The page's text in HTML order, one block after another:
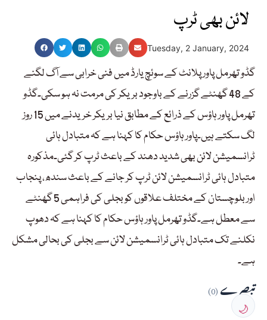
لائن بھی ٹرپ
Tuesday, 2 January, 2024
گڈو تھرمل پاور پلانٹ کے سوئچ یارڈ میں فنی خرابی سے آگ لگنے
کے 48 گھنٹے گزرنے کے باوجود بریکر کی مرمت نہ ہو سکی۔گڈو
تھرمل پاور ہاؤس کے ذرائع کے مطابق نیا بریکر خریدنے میں 15 روز
لگ سکتے ہیں۔پاور ہاؤس حکام کا کہنا ہے کہ متبادل ہائی
ٹرانسمیشن لائن بھی شدید دھند کے باعث ٹرپ کر گئی۔مذکورہ
متبادل ہائی ٹرانسمیشن لائن ٹرپ کر جانے کے باعث سندھ، پنجاب
اور بلوچستان کے مختلف علاقوں کو بجلی کی فراہمی 5 گھنٹے
سے معطل ہے۔گڈو تھرمل پاور ہاؤس حکام کا کہنا ہے کہ دھوپ
نکلنے تک متبادل ہائی ٹرانسمیشن لائن سے بجلی کی بحالی مشکل
ہے۔
تبصرے(0)
🌙